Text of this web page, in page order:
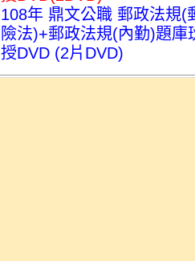
108年 鼎文公職 郵政法規(
險法)+郵政法規(內勤)題
授DVD (2片DVD)